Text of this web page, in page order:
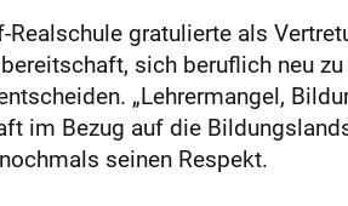
gratulierte als
sich beruflich neu
„Lehrermangel,
im Bezug auf die
seinen Respekt.